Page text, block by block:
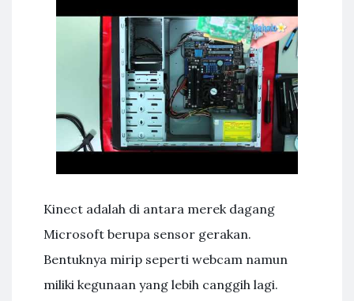
Kinect adalah di antara merek dagang
Microsoft berupa sensor gerakan.
Bentuknya mirip seperti webcam namun
miliki kegunaan yang lebih canggih lagi.